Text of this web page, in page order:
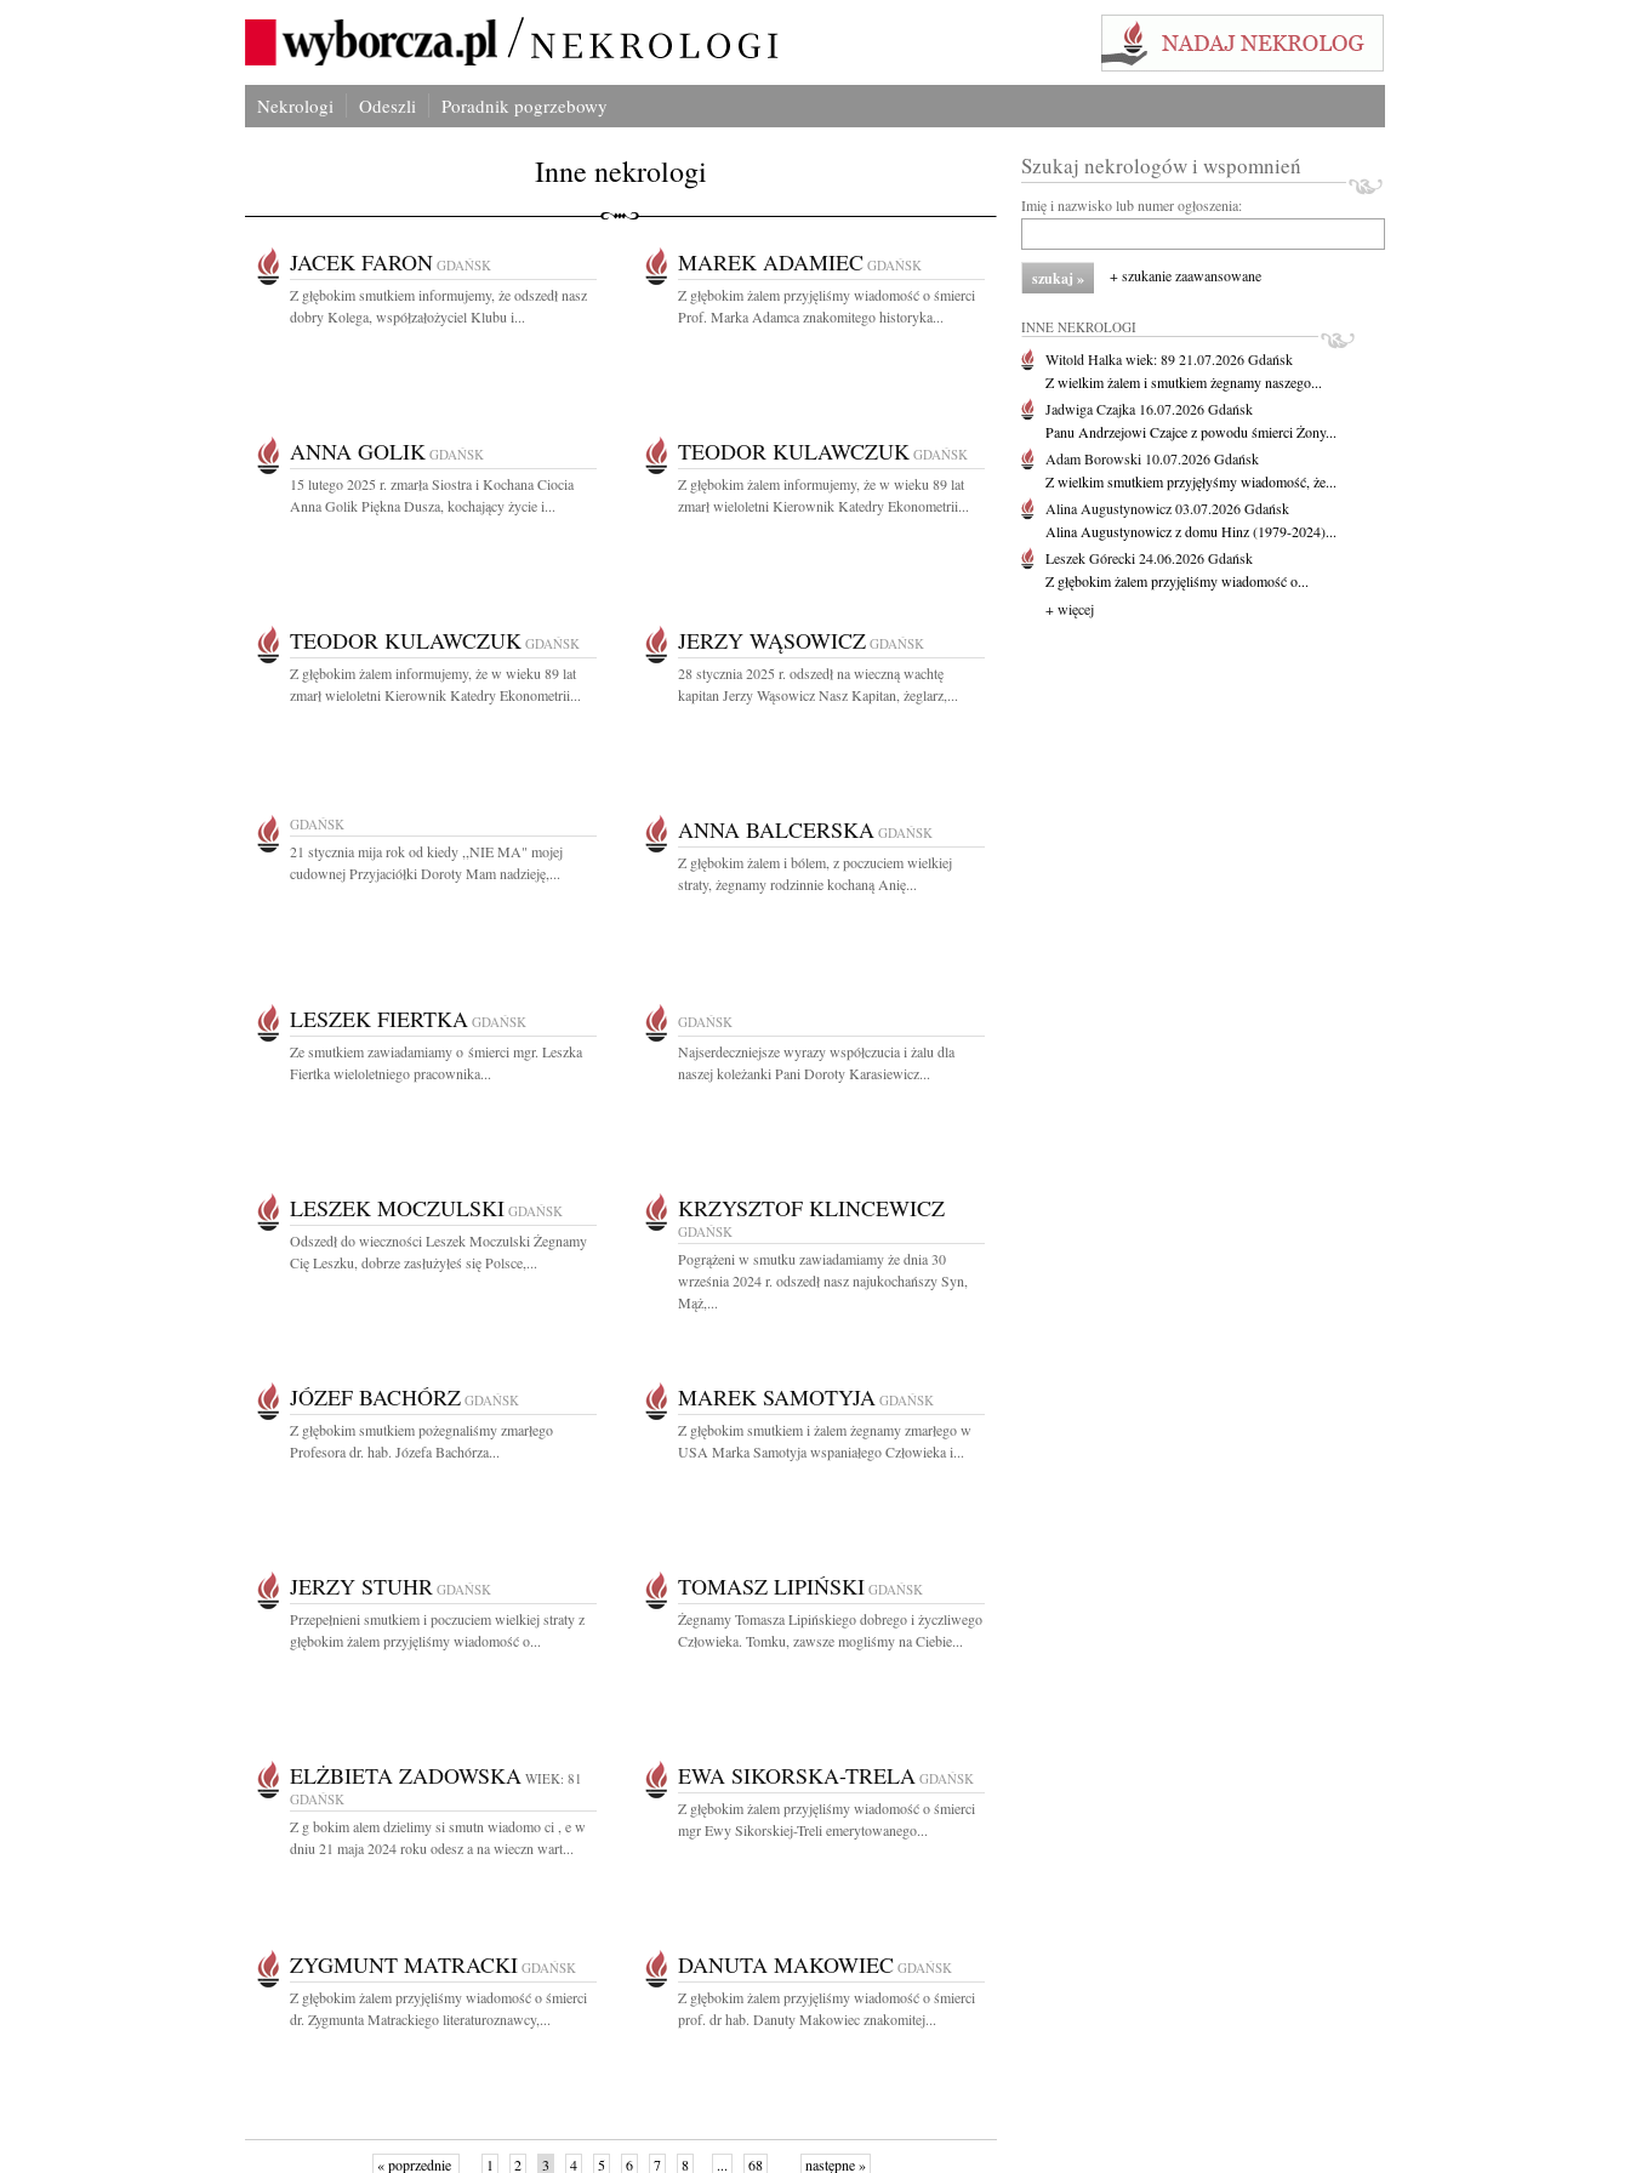
Nekrologi Odeszli Poradnik pogrzebowy
Inne nekrologi
JACEK FARON GDAŃSK
Z głębokim smutkiem informujemy, że odszedł nasz
dobry Kolega, współzałożyciel Klubu i...
MAREK ADAMIEC GDAŃSK
Z głębokim żalem przyjęliśmy wiadomość o śmierci
Prof. Marka Adamca znakomitego historyka...
ANNA GOLIK GDAŃSK
15 lutego 2025 r. zmarła Siostra i Kochana Ciocia
Anna Golik Piękna Dusza, kochający życie i...
TEODOR KULAWCZUK GDAŃSK
Z głębokim żalem informujemy, że w wieku 89 lat
zmarł wieloletni Kierownik Katedry Ekonometrii...
TEODOR KULAWCZUK GDAŃSK
Z głębokim żalem informujemy, że w wieku 89 lat
zmarł wieloletni Kierownik Katedry Ekonometrii...
JERZY WĄSOWICZ GDAŃSK
28 stycznia 2025 r. odszedł na wieczną wachtę
kapitan Jerzy Wąsowicz Nasz Kapitan, żeglarz,...
GDAŃSK
21 stycznia mija rok od kiedy ,,NIE MA" mojej
cudownej Przyjaciółki Doroty Mam nadzieję,...
ANNA BALCERSKA GDAŃSK
Z głębokim żalem i bólem, z poczuciem wielkiej
straty, żegnamy rodzinnie kochaną Anię...
LESZEK FIERTKA GDAŃSK
Ze smutkiem zawiadamiamy o śmierci mgr. Leszka
Fiertka wieloletniego pracownika...
GDAŃSK
Najserdeczniejsze wyrazy współczucia i żalu dla
naszej koleżanki Pani Doroty Karasiewicz...
LESZEK MOCZULSKI GDAŃSK
Odszedł do wieczności Leszek Moczulski Żegnamy
Cię Leszku, dobrze zasłużyłeś się Polsce,...
KRZYSZTOF KLINCEWICZ
GDAŃSK
Pogrążeni w smutku zawiadamiamy że dnia 30
września 2024 r. odszedł nasz najukochańszy Syn,
Mąż,...
JÓZEF BACHÓRZ GDAŃSK
Z głębokim smutkiem pożegnaliśmy zmarłego
Profesora dr. hab. Józefa Bachórza...
MAREK SAMOTYJA GDAŃSK
Z głębokim smutkiem i żalem żegnamy zmarłego w
USA Marka Samotyja wspaniałego Człowieka i...
JERZY STUHR GDAŃSK
Przepełnieni smutkiem i poczuciem wielkiej straty z
głębokim żalem przyjęliśmy wiadomość o...
TOMASZ LIPIŃSKI GDAŃSK
Żegnamy Tomasza Lipińskiego dobrego i życzliwego
Człowieka. Tomku, zawsze mogliśmy na Ciebie...
ELŻBIETA ZADOWSKA WIEK: 81
GDAŃSK
Z g bokim alem dzielimy si smutn wiadomo ci , e w
dniu 21 maja 2024 roku odesz a na wieczn wart...
EWA SIKORSKA-TRELA GDAŃSK
Z głębokim żalem przyjęliśmy wiadomość o śmierci
mgr Ewy Sikorskiej-Treli emerytowanego...
ZYGMUNT MATRACKI GDAŃSK
Z głębokim żalem przyjęliśmy wiadomość o śmierci
dr. Zygmunta Matrackiego literaturoznawcy,...
DANUTA MAKOWIEC GDAŃSK
Z głębokim żalem przyjęliśmy wiadomość o śmierci
prof. dr hab. Danuty Makowiec znakomitej...
« poprzednie 1 2 3 4 5 6 7 8 ... 68 następne »
Szukaj nekrologów i wspomnień
Imię i nazwisko lub numer ogłoszenia:
+ szukanie zaawansowane
INNE NEKROLOGI
Witold Halkawiek: 8921.07.2026Gdańsk
Z wielkim żalem i smutkiem żegnamy naszego...
Jadwiga Czajka 16.07.2026Gdańsk
Panu Andrzejowi Czajce z powodu śmierci Żony...
Adam Borowski 10.07.2026Gdańsk
Z wielkim smutkiem przyjęłyśmy wiadomość, że...
Alina Augustynowicz03.07.2026Gdańsk
Alina Augustynowicz z domu Hinz (1979-2024)...
Leszek Górecki24.06.2026Gdańsk
Z głębokim żalem przyjęliśmy wiadomość o...
+ więcej